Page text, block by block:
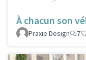
À chacun son
Praxie Design
7